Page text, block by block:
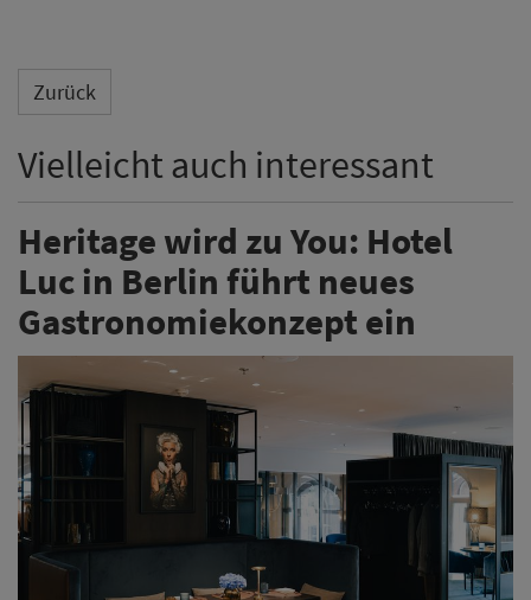
Zurück
Vielleicht auch interessant
Heritage wird zu You: Hotel
Luc in Berlin führt neues
Gastronomiekonzept ein